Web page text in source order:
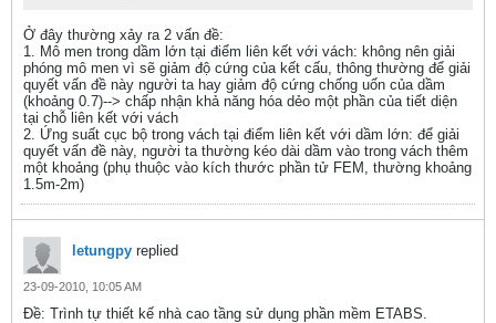
Ở đây thường xảy ra 2 vấn đề:
1. Mô men trong dầm lớn tại điểm liên kết với vách: không nên giải
phóng mô men vì sẽ giảm độ cứng của kết cấu, thông thường để giải
quyết vấn đề này người ta hay giảm độ cứng chống uốn của dầm
(khoảng 0.7)--> chấp nhận khả năng hóa dẻo một phần của tiết diện
tại chỗ liên kết với vách
2. Ứng suất cục bộ trong vách tại điểm liên kết với dầm lớn: để giải
quyết vấn đề này, người ta thường kéo dài dầm vào trong vách thêm
một khoảng (phụ thuộc vào kích thước phần tử FEM, thường khoảng
1.5m-2m)
letungpy replied
23-09-2010, 10:05 AM
Ðề: Trình tự thiết kế nhà cao tầng sử dụng phần mềm ETABS.